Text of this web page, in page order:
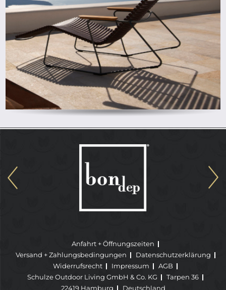
Anfahrt + Öffnungszeiten
Versand + Zahlungsbedingungen
Datenschutzerklärung
Widerrufsrecht
Impressum
AGB
Schulze Outdoor Living GmbH & Co. KG
Tarpen 36
22419 Hamburg
Deutschland